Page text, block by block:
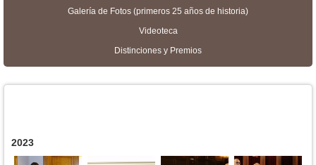
Galería de Fotos (primeros 25 años de historia)
Videoteca
Distinciones y Premios
2023